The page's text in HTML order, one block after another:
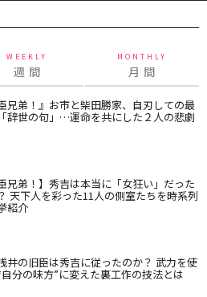
WEEKLY
週 間
MONTHLY
月 間
兄弟！』お市と柴田勝家、自刃しての最
辞世の句」…運命を共にした２人の悲劇
兄弟！】秀吉は本当に「女狂い」だった
天下人を彩った11人の側室たちを時系列
紹介
井の旧臣は秀吉に従ったのか？ 武力を使
分の味方”に変えた裏工作の技法とは